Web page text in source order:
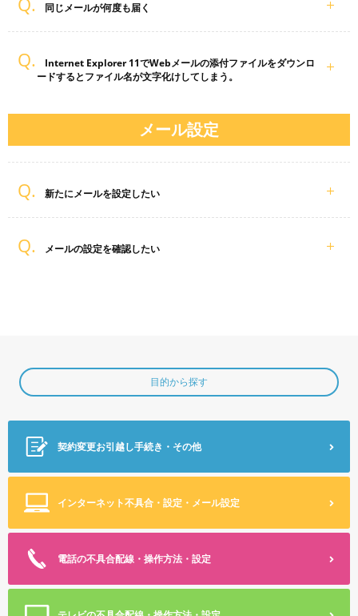
同じメールが何度も届く
Internet Explorer 11でWebメールの添付ファイルをダウンロ
ードするとファイル名が文字化けしてしまう。
メール設定
新たにメールを設定したい
メールの設定を確認したい
目的から探す
契約変更お引越し手続き・その他
インターネット不具合・設定・メール設定
電話の不具合配線・操作方法・設定